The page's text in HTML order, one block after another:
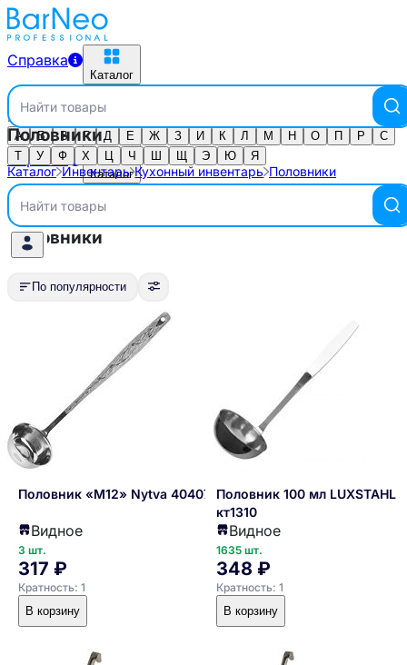
Справка
Каталог
Найти товары
Выберите город
Справка
Каталог
Найти товары
Каталог по алфавиту
А Б В Г Д Е Ж З И К Л М Н О П Р
С
Т
У Ф Х Ц Ч Ш Щ Э Ю Я
Половники
Каталог Инвентарь Кухонный инвентарь Половники
Кухонный инвентарь
Половники
По популярности
Половник «М12» Nytva 4040772
Видное
3 шт.
317 ₽
Кратность: 1
В корзину
Половник 100 мл LUXSTAHL
кт1310
Видное
1635 шт.
348 ₽
Кратность: 1
В корзину